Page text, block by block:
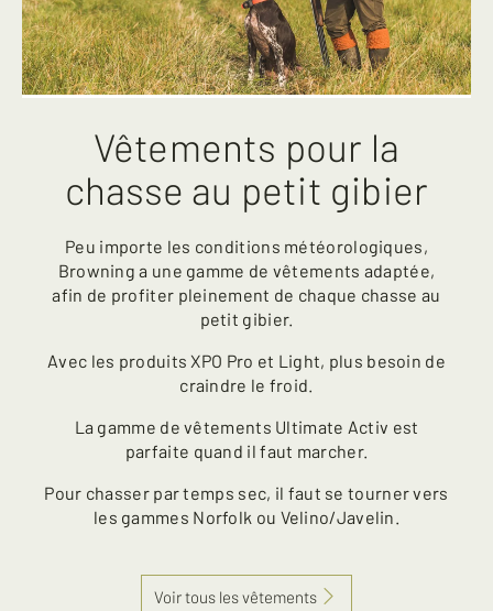
Vêtements pour la
chasse au petit gibier
Peu importe les conditions météorologiques,
Browning a une gamme de vêtements adaptée,
afin de profiter pleinement de chaque chasse au
petit gibier.
Avec les produits XPO Pro et Light, plus besoin de
craindre le froid.
La gamme de vêtements Ultimate Activ est
parfaite quand il faut marcher.
Pour chasser par temps sec, il faut se tourner vers
les gammes Norfolk ou Velino/Javelin.
Voir tous les vêtements